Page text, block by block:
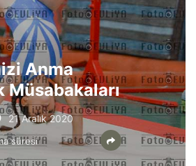
Anma
Müsabakaları
21 Aralık 2020
süresi